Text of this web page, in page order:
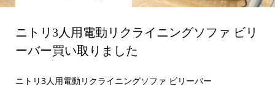
ニトリ3人用電動リクライニングソファ ビリ
ーバー買い取りました
ニトリ3人用電動リクライニングソファ ビリーバー